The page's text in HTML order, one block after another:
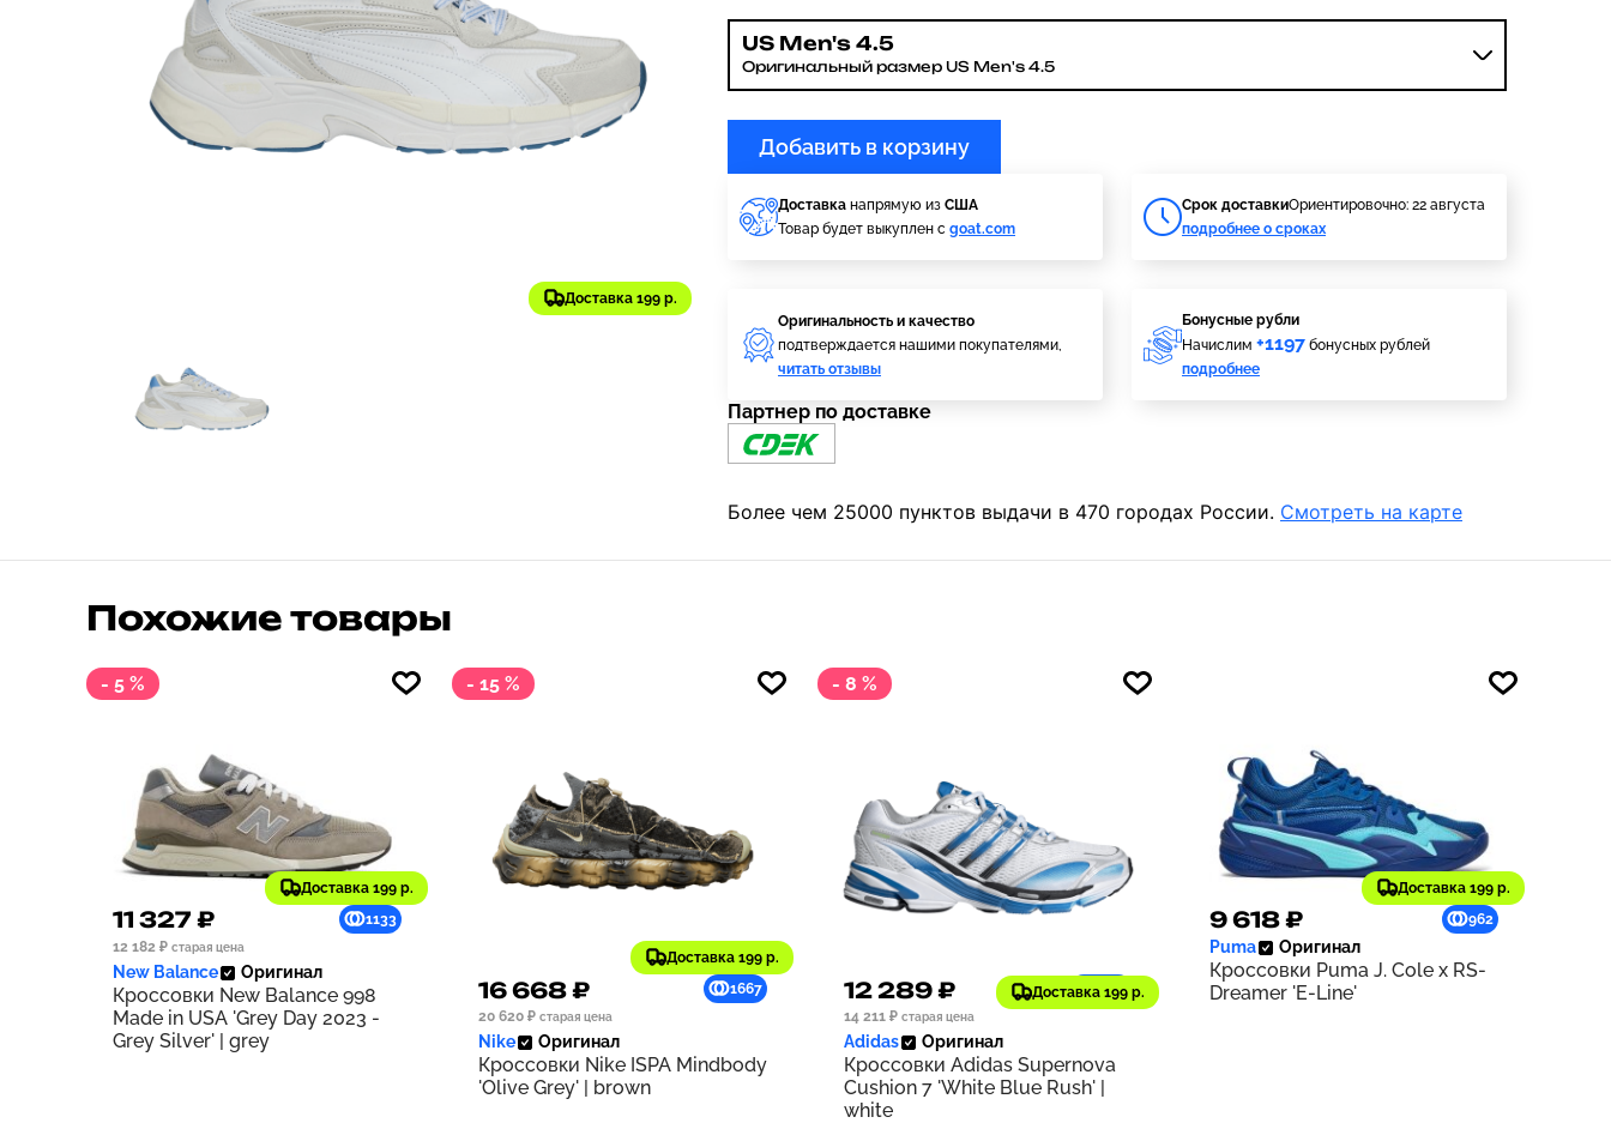
Доставка 199 р.
US Men's 4.5
Оригинальный размер US Men's 4.5
Добавить в корзину
Доставка напрямую из США
Товар будет выкуплен с goat.com
Cрок доставкиОриентировочно: 22 августа
подробнее о сроках
Оригинальность и качество
подтверждается нашими покупателями,
читать отзывы
Бонусные рубли
Начислим +1197 бонусных рублей
подробнее
Партнер по доставке
Более чем 25000 пунктов выдачи в 470 городах России. Смотреть на карте
Похожие товары
- 5 %
Доставка 199 р.
11 327 ₽
1133
12 182 ₽ старая цена
New Balance Оригинал
Кроссовки New Balance 998
Made in USA 'Grey Day 2023 -
Grey Silver' | grey
- 15 %
Доставка 199 р.
16 668 ₽
1667
20 620 ₽ старая цена
Nike Оригинал
Кроссовки Nike ISPA Mindbody
'Olive Grey' | brown
- 8 %
Доставка 199 р.
12 289 ₽
1229
14 211 ₽ старая цена
Adidas Оригинал
Кроссовки Adidas Supernova
Cushion 7 'White Blue Rush' |
white
Доставка 199 р.
9 618 ₽ 962
Puma Оригинал
Кроссовки Puma J. Cole x RS-
Dreamer 'E-Line'